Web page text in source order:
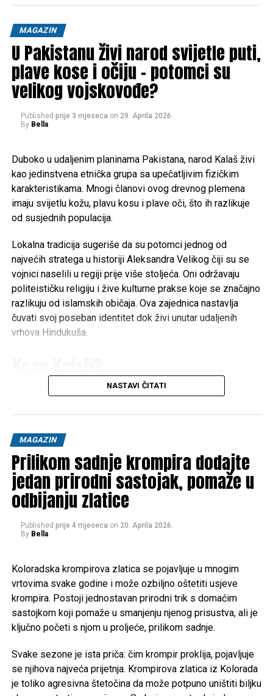
princeza u video poruci.
U vrijeme princezine operacije, Kensingtonska palača je
rekla da njeno stanje nije bilo kancerogeni. Palata je od
tada dala malo informacija o njenom stanju.
Share Post
Share
Tweet
POVEZANE TEME: CAZIN KATE MIDDLETON RAK
Očistite stakla na tuš kabini u par sekundi: Potreban
vam je samo jedan sastojak
DON'T MISS
VIDEO Djeluje kao potpuni kaos, ali funkcionira: Ovo je
čarobni kružni tok
MAGAZIN
U Pakistanu živi narod svijetle puti,
plave kose i očiju – potomci su
velikog vojskovođe?
Published prije 3 mjeseca on 29. Aprila 2026.
By Bella
Duboko u udaljenim planinama Pakistana, narod Kalaš živi
kao jedinstvena etnička grupa sa upečatljivim fizičkim
karakteristikama. Mnogi članovi ovog drevnog plemena
imaju svijetlu kožu, plavu kosu i plave oči, što ih razlikuje
od susjednih populacija.
Lokalna tradicija sugeriše da su potomci jednog od
najvećih stratega u historiji Aleksandra Velikog čiji su se
vojnici naselili u regiji prije više stoljeća. Oni održavaju
politeističku religiju i žive kulturne prakse koje se značajno
razlikuju od islamskih običaja. Ova zajednica nastavlja
čuvati svoj poseban identitet dok živi unutar udaljenih
vrhova Hindukuša.
Kalaši su jedinstvena autohtona etnička manjina koja govori
pakistanskom okrugu Chitral. Naseljavajući doline
Bumburet, Rumbur i Birir u Hindukuša, poznati su po svojoj
izrazitoj animističkoj, politeističkoj kulturi i živopisnoj,
šarenoj odjeći, što ih izdvaja od većinskog muslimanskog
stanovništva.
Ključni aspekti naroda Kalaš:
Kultura i religija:
održavaju jedinstvenu, često pogrešno shvaćenu kulturu,
koja uključuje fokus na koncepte “čistog” i “nečistog”.
Kulturne prakse:Kalaši imaju jedinstvenu i živopisnu
kulturu u kojoj slave i obožavaju prirodu kroz pjesmu, ples i
žrtve. Žene igraju značajnu ulogu i imaju visok status u
svojoj zajednici.
Položaj: Kalaši se nalaze u okrugu Chitral u provinciji
Khyber Pakhtunkhwa u Pakistanu, tačnije u tri doline:
NASTAVI ČITATI
MAGAZIN
Prilikom sadnje krompira dodajte
jedan prirodni sastojak, pomaže u
odbijanju zlatice
Published prije 4 mjeseca on 20. Aprila 2026.
By Bella
Koloradska krompirova zlatica se pojavljuje u mnogim
vrtovima svake godine i može ozbiljno oštetiti usjeve
krompira. Postoji jednostavan prirodni trik s domaćim
sastojkom koji pomaže u smanjenju njenog prisustva, ali je
ključno početi s njom u proljeće, prilikom sadnje.
Svake sezone je ista priča: čim krompir proklija, pojavljuje
se njihova najveća prijetnja. Krompirova zlatica iz Kolorada
je toliko agresivna štetočina da može potpuno uništiti biljku